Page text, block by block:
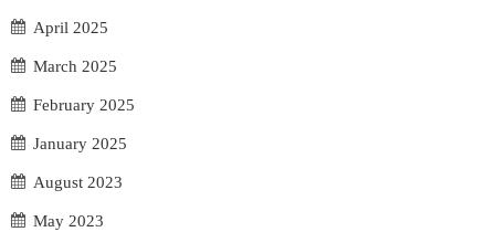
April 2025
March 2025
February 2025
January 2025
August 2023
May 2023